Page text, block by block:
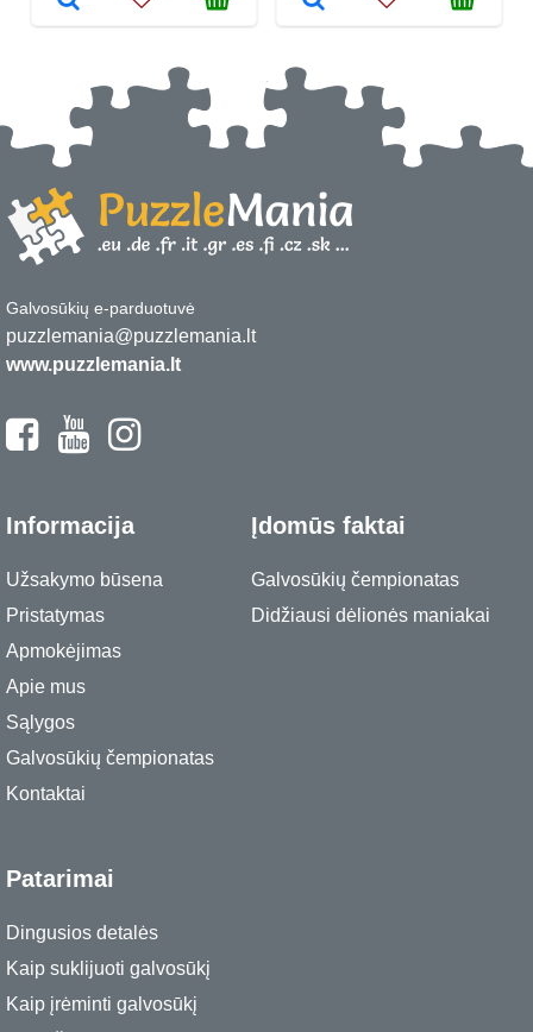
Galvosūkių e-parduotuvė
puzzlemania@puzzlemania.lt
www.puzzlemania.lt
Informacija
Užsakymo būsena
Pristatymas
Apmokėjimas
Apie mus
Sąlygos
Galvosūkių čempionatas
Kontaktai
Įdomūs faktai
Galvosūkių čempionatas
Didžiausi dėlionės maniakai
Patarimai
Dingusios detalės
Kaip suklijuoti galvosūkį
Kaip įrėminti galvosūkį